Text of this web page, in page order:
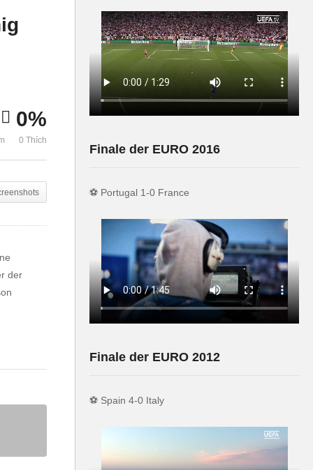
2024 gewinnen?
0%
0 Thích
der
wurde
Finale der EURO 2016
⚽️ Portugal 1-0 France
Finale der EURO 2012
⚽️ Spain 4-0 Italy